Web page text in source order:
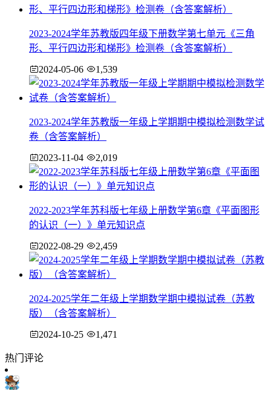
2023-2024学年苏教版四年级下册数学第七单元《三角
形、平行四边形和梯形》检测卷（含答案解析）
2024-05-06 1,539
2023-2024学年苏教版一年级上学期期中模拟检测数学试
卷（含答案解析）
2023-11-04 2,019
2022-2023学年苏科版七年级上册数学第6章《平面图形
的认识（一）》单元知识点
2022-08-29 2,459
2024-2025学年二年级上学期数学期中模拟试卷（苏教
版）（含答案解析）
2024-10-25 1,471
热门评论